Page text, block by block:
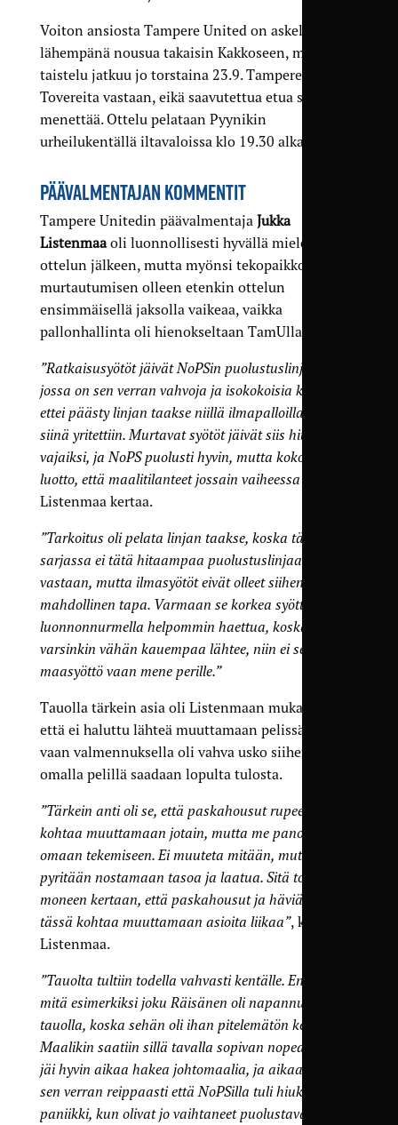
Voiton ansiosta Tampere United on askeleen
lähempänä nousua takaisin Kakkoseen, mutta
taistelu jatkuu jo torstaina 23.9. Tampereen Peli-
Tovereita vastaan, eikä saavutettua etua saa nyt
menettää. Ottelu pelataan Pyynikin
urheilukentällä iltavaloissa klo 19.30 alkaen.
PÄÄVALMENTAJAN KOMMENTIT
Tampere Unitedin päävalmentaja Jukka
Listenmaaoli luonnollisesti hyvällä mielellä
ottelun jälkeen, mutta myönsi tekopaikkoihin
murtautumisen olleen etenkin ottelun
ensimmäisellä jaksolla vaikeaa, vaikka
pallonhallinta oli hienokseltaan TamUlla.
”Ratkaisusyötöt jäivät NoPSin puolustuslinjaan,
jossa on sen verran vahvoja ja isokokoisia kavereita,
ettei päästy linjan taakse niillä ilmapalloilla, mitä
siinä yritettiin. Murtavat syötöt jäivät siis hiukan
vajaiksi, ja NoPS puolusti hyvin, mutta koko ajan oli
luotto, että maalitilanteet jossain vaiheessa tulevat”
Listenmaa kertaa.
”Tarkoitus oli pelata linjan taakse, koska tässä
sarjassa ei tätä hitaampaa puolustuslinjaa tule
vastaan, mutta ilmasyötöt eivät olleet siihen paras
mahdollinen tapa. Varmaan se korkea syöttö tulee
luonnonnurmella helpommin haettua, koska kun se
varsinkin vähän kauempaa lähtee, niin ei se
maasyöttö vaan mene perille.”
Tauolla tärkein asia oli Listenmaan mukaan se,
että ei haluttu lähteä muuttamaan pelissä mitään,
vaan valmennuksella oli vahva usko siihen, että
omalla pelillä saadaan lopulta tulosta.
”Tärkein anti oli se, että paskahousut rupee tässä
kohtaa muuttamaan jotain, mutta me panostetaan
omaan tekemiseen. Ei muuteta mitään, mutta
pyritään nostamaan tasoa ja laatua. Sitä toisteltiin
moneen kertaan, että paskahousut ja häviäjät alkaa
tässä kohtaa muuttamaan asioita liikaa”, kertoo
Listenmaa.
”Tauolta tultiin todella vahvasti kentälle. En tiedä
mitä esimerkiksi joku Räisänen oli napannut
tauolla, koska sehän oli ihan pitelemätön kentällä.
Maalikin saatiin sillä tavalla sopivan nopeasti, että
jäi hyvin aikaa hakea johtomaalia, ja aikaa oli myös
sen verran reippaasti että NoPSilla tuli hiukan
paniikki, kun olivat jo vaihtaneet puolustavaa